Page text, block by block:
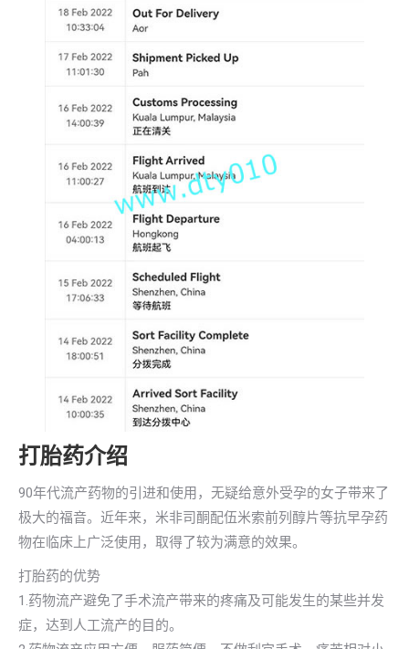
打胎药介绍
90年代流产药物的引进和使用，无疑给意外受孕的女子带来了
极大的福音。近年来，米非司酮配伍米索前列醇片等抗早孕药
物在临床上广泛使用，取得了较为满意的效果。
打胎药的优势
1.药物流产避免了手术流产带来的疼痛及可能发生的某些并发
症，达到人工流产的目的。